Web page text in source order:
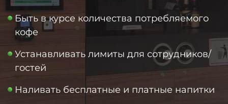
Быть в курсе количества потребляемого
кофе
Устанавливать лимиты для сотрудников/
гостей
Наливать бесплатные и платные напитки